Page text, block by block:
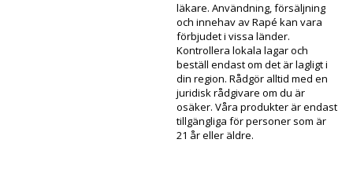
läkare. Användning, försäljning
och innehav av Rapé kan vara
förbjudet i vissa länder.
Kontrollera lokala lagar och
beställ endast om det är lagligt i
din region. Rådgör alltid med en
juridisk rådgivare om du är
osäker. Våra produkter är endast
tillgängliga för personer som är
21 år eller äldre.